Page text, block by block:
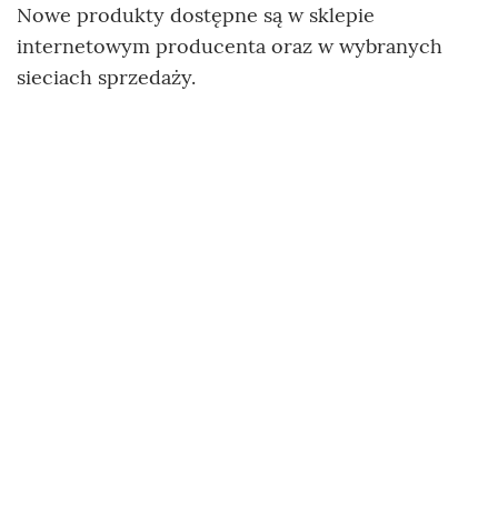
Nowe produkty dostępne są w sklepie
internetowym producenta oraz w wybranych
sieciach sprzedaży.